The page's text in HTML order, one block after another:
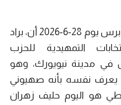
نشرت وكالة أسوشيتدبرس يوم 28-6-2026 أن، براد
التمهيدية للحزب
في مدينة نيويورك، وهو
يعرف نفسه بأنه صهيوني
هو اليوم حليف زهران